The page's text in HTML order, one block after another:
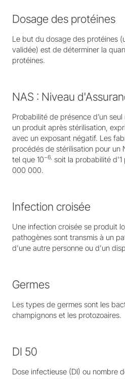
Dosage des protéines
Le but du dosage des protéines
validée) est de déterminer la
protéines.
NAS : Niveau
Probabilité de présence d’un
un produit après stérilisation,
avec un exposant négatif. Les
procédés de stérilisation pour un
tel que 10−6, soit la probabilité d'1
000 000.
Infection croisée
Une infection croisée se produit
pathogènes sont transmis à un
d'une autre personne ou d'un
Germes
Les types de germes sont les
champignons et les protozoaires.
DI 50
Dose infectieuse (DI) ou nombre